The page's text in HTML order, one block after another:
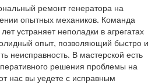
ремонт генератора на
опытных механиков. Команда
устраняет неполадки в агрегатах
опыт, позволяющий быстро и
неисправность. В мастерской есть
решения проблемы на
нас вы уедете с исправным